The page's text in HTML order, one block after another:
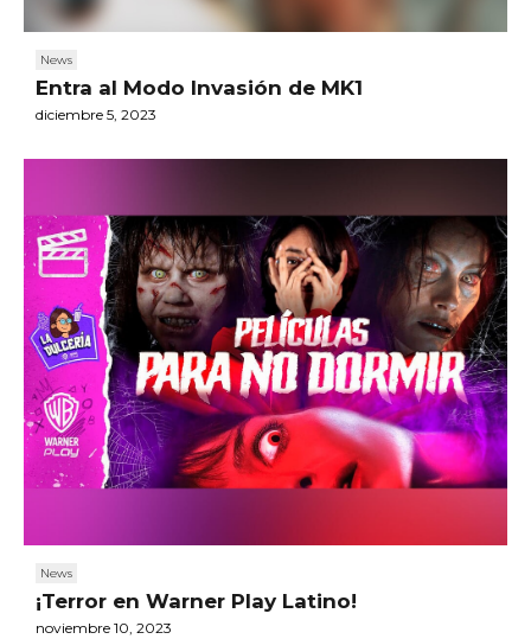
News
Entra al Modo Invasión de MK1
diciembre 5, 2023
News
¡Terror en Warner Play Latino!
noviembre 10, 2023